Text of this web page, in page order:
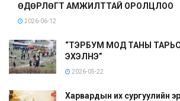
ӨДӨРЛӨГТ АМЖИЛТТАЙ ОРОЛЦЛОО
2026-06-12
“ТЭРБУМ МОД ТАНЫ
ЭХЭЛНЭ”
2026-05-22
Харвардын их сургуулийн